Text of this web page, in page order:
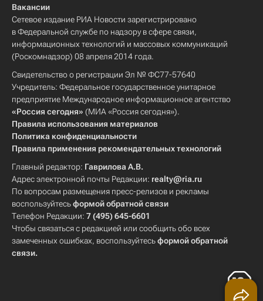
Вакансии
Сетевое издание РИА Новости зарегистрировано
в Федеральной службе по надзору в сфере связи,
информационных технологий и массовых коммуникаций
(Роскомнадзор) 08 апреля 2014 года.
Свидетельство о регистрации Эл № ФС77-57640
Учредитель: Федеральное государственное унитарное
предприятие Международное информационное агентство
«Россия сегодня» (МИА «Россия сегодня»).
Правила использования материалов
Политика конфиденциальности
Правила применения рекомендательных технологий
Главный редактор: Гаврилова А.В.
Адрес электронной почты Редакции: realty@ria.ru
По вопросам размещения пресс-релизов и рекламы
воспользуйтесьформой обратной связи
Телефон Редакции: 7 (495) 645-6601
Чтобы связаться с редакцией или сообщить обо всех
замеченных ошибках, воспользуйтесьформой обратной
связи.